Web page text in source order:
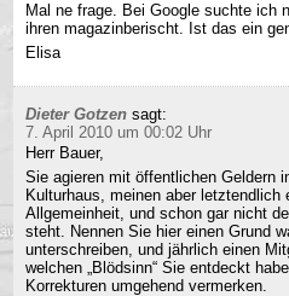
Mal ne frage. Bei Google suchte ich
ihren magazinberischt. Ist das ein
Elisa
Dieter Gotzen sagt:
7. April 2010 um 00:02 Uhr
Herr Bauer,
Sie agieren mit öffentlichen Geldern
Kulturhaus, meinen aber
Allgemeinheit, und schon gar nicht
steht. Nennen Sie hier einen Grund
unterschreiben, und jährlich einen
welchen „Blödsinn“ Sie entdeckt
Korrekturen umgehend vermerken.